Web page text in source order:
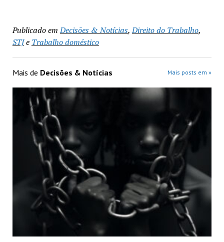
Publicado em Decisões & Notícias,Direito do Trabalho,
STJe Trabalho doméstico
Mais de Decisões & Notícias Mais posts em »